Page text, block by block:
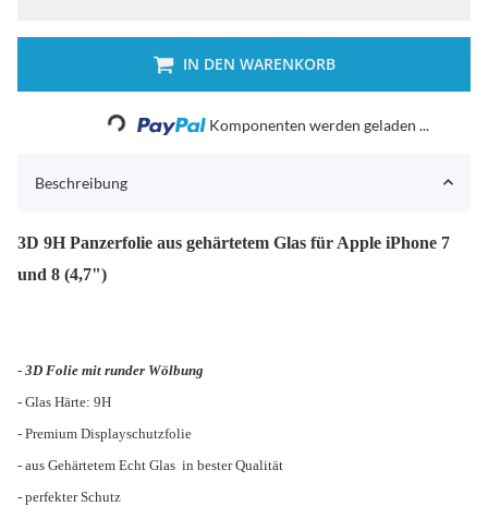
IN DEN WARENKORB
Loading... Komponenten werden geladen ...
Beschreibung
3D 9H Panzerfolie aus gehärtetem Glas für Apple iPhone 7
und 8 (4,7")
- 3D Folie mit runder Wölbung
- Glas Härte: 9H
- Premium Displayschutzfolie
- aus Gehärtetem Echt Glas in bester Qualität
- perfekter Schutz